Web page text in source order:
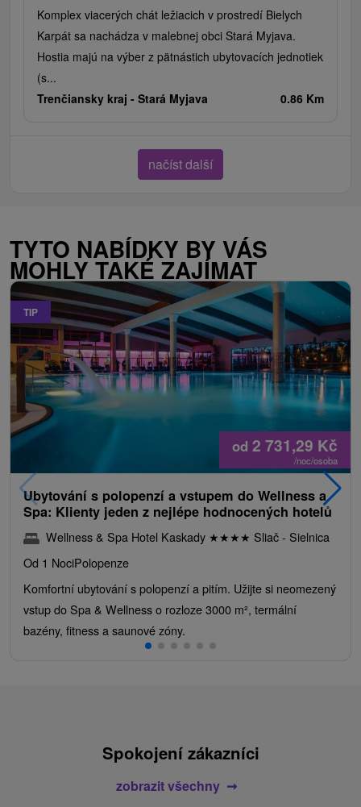
Komplex viacerých chát ležiacich v prostredí Bielych
Karpát sa nachádza v malebnej obci Stará Myjava.
Hostia majú na výber z pätnástich ubytovacích jednotiek
(s...
Trenčiansky kraj - Stará Myjava 0.86 Km
načíst další
TYTO NABÍDKY BY VÁS
MOHLY TAKÉ ZAJÍMAT
TIP
od 2 731,29 Kč
/noc/osoba
Ubytování s polopenzí a vstupem do Wellness a
Spa: Klienty jeden z nejlépe hodnocených hotelů
Wellness & Spa Hotel Kaskady ★★★★ Sliač - Sielnica
Od 1 NociPolopenze
Komfortní ubytování s polopenzí a pitím. Užijte si neomezený
vstup do Spa & Wellness o rozloze 3000 m², termální
bazény, fitness a saunové zóny.
Spokojení zákazníci
zobrazit všechny